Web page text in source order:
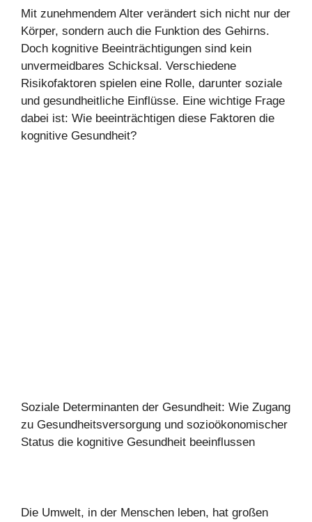
Mit zunehmendem Alter verändert sich nicht nur der
Körper, sondern auch die Funktion des Gehirns.
Doch kognitive Beeinträchtigungen sind kein
unvermeidbares Schicksal. Verschiedene
Risikofaktoren spielen eine Rolle, darunter soziale
und gesundheitliche Einflüsse. Eine wichtige Frage
dabei ist: Wie beeinträchtigen diese Faktoren die
kognitive Gesundheit?
Soziale Determinanten der Gesundheit: Wie Zugang
zu Gesundheitsversorgung und sozioökonomischer
Status die kognitive Gesundheit beeinflussen
Die Umwelt, in der Menschen leben, hat großen